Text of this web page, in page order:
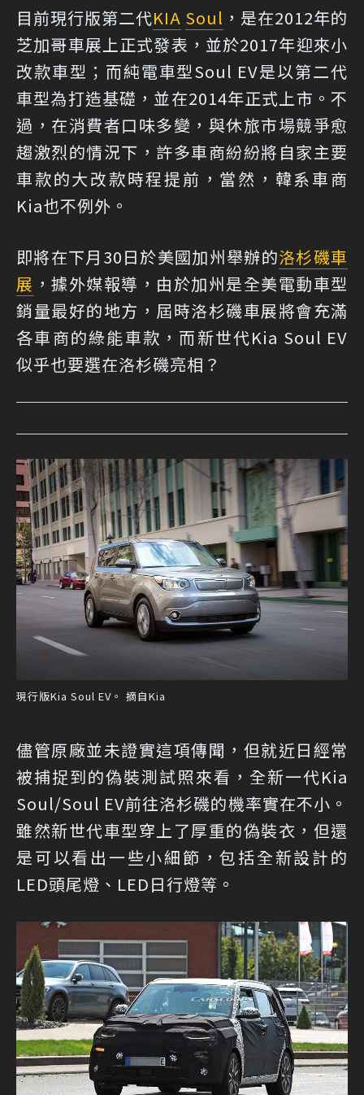
目前現行版第二代KIA Soul ，是在2012年的
芝加哥車展上正式發表，並於2017年迎來小
改款車型；而純電車型Soul EV是以第二代
車型為打造基礎，並在2014年正式上市。不
過，在消費者口味多變，與休旅市場競爭愈
趨激烈的情況下，許多車商紛紛將自家主要
車款的大改款時程提前，當然，韓系車商
Kia也不例外。
即將在下月30日於美國加州舉辦的洛杉磯車
展 ，據外媒報導，由於加州是全美電動車型
銷量最好的地方，屆時洛杉磯車展將會充滿
各車商的綠能車款，而新世代Kia Soul EV
似乎也要選在洛杉磯亮相？
現行版Kia Soul EV。 摘自Kia
儘管原廠並未證實這項傳聞，但就近日經常
被捕捉到的偽裝測試照來看，全新一代Kia
Soul/Soul EV前往洛杉磯的機率實在不小。
雖然新世代車型穿上了厚重的偽裝衣，但還
是可以看出一些小細節，包括全新設計的
LED頭尾燈、LED日行燈等。